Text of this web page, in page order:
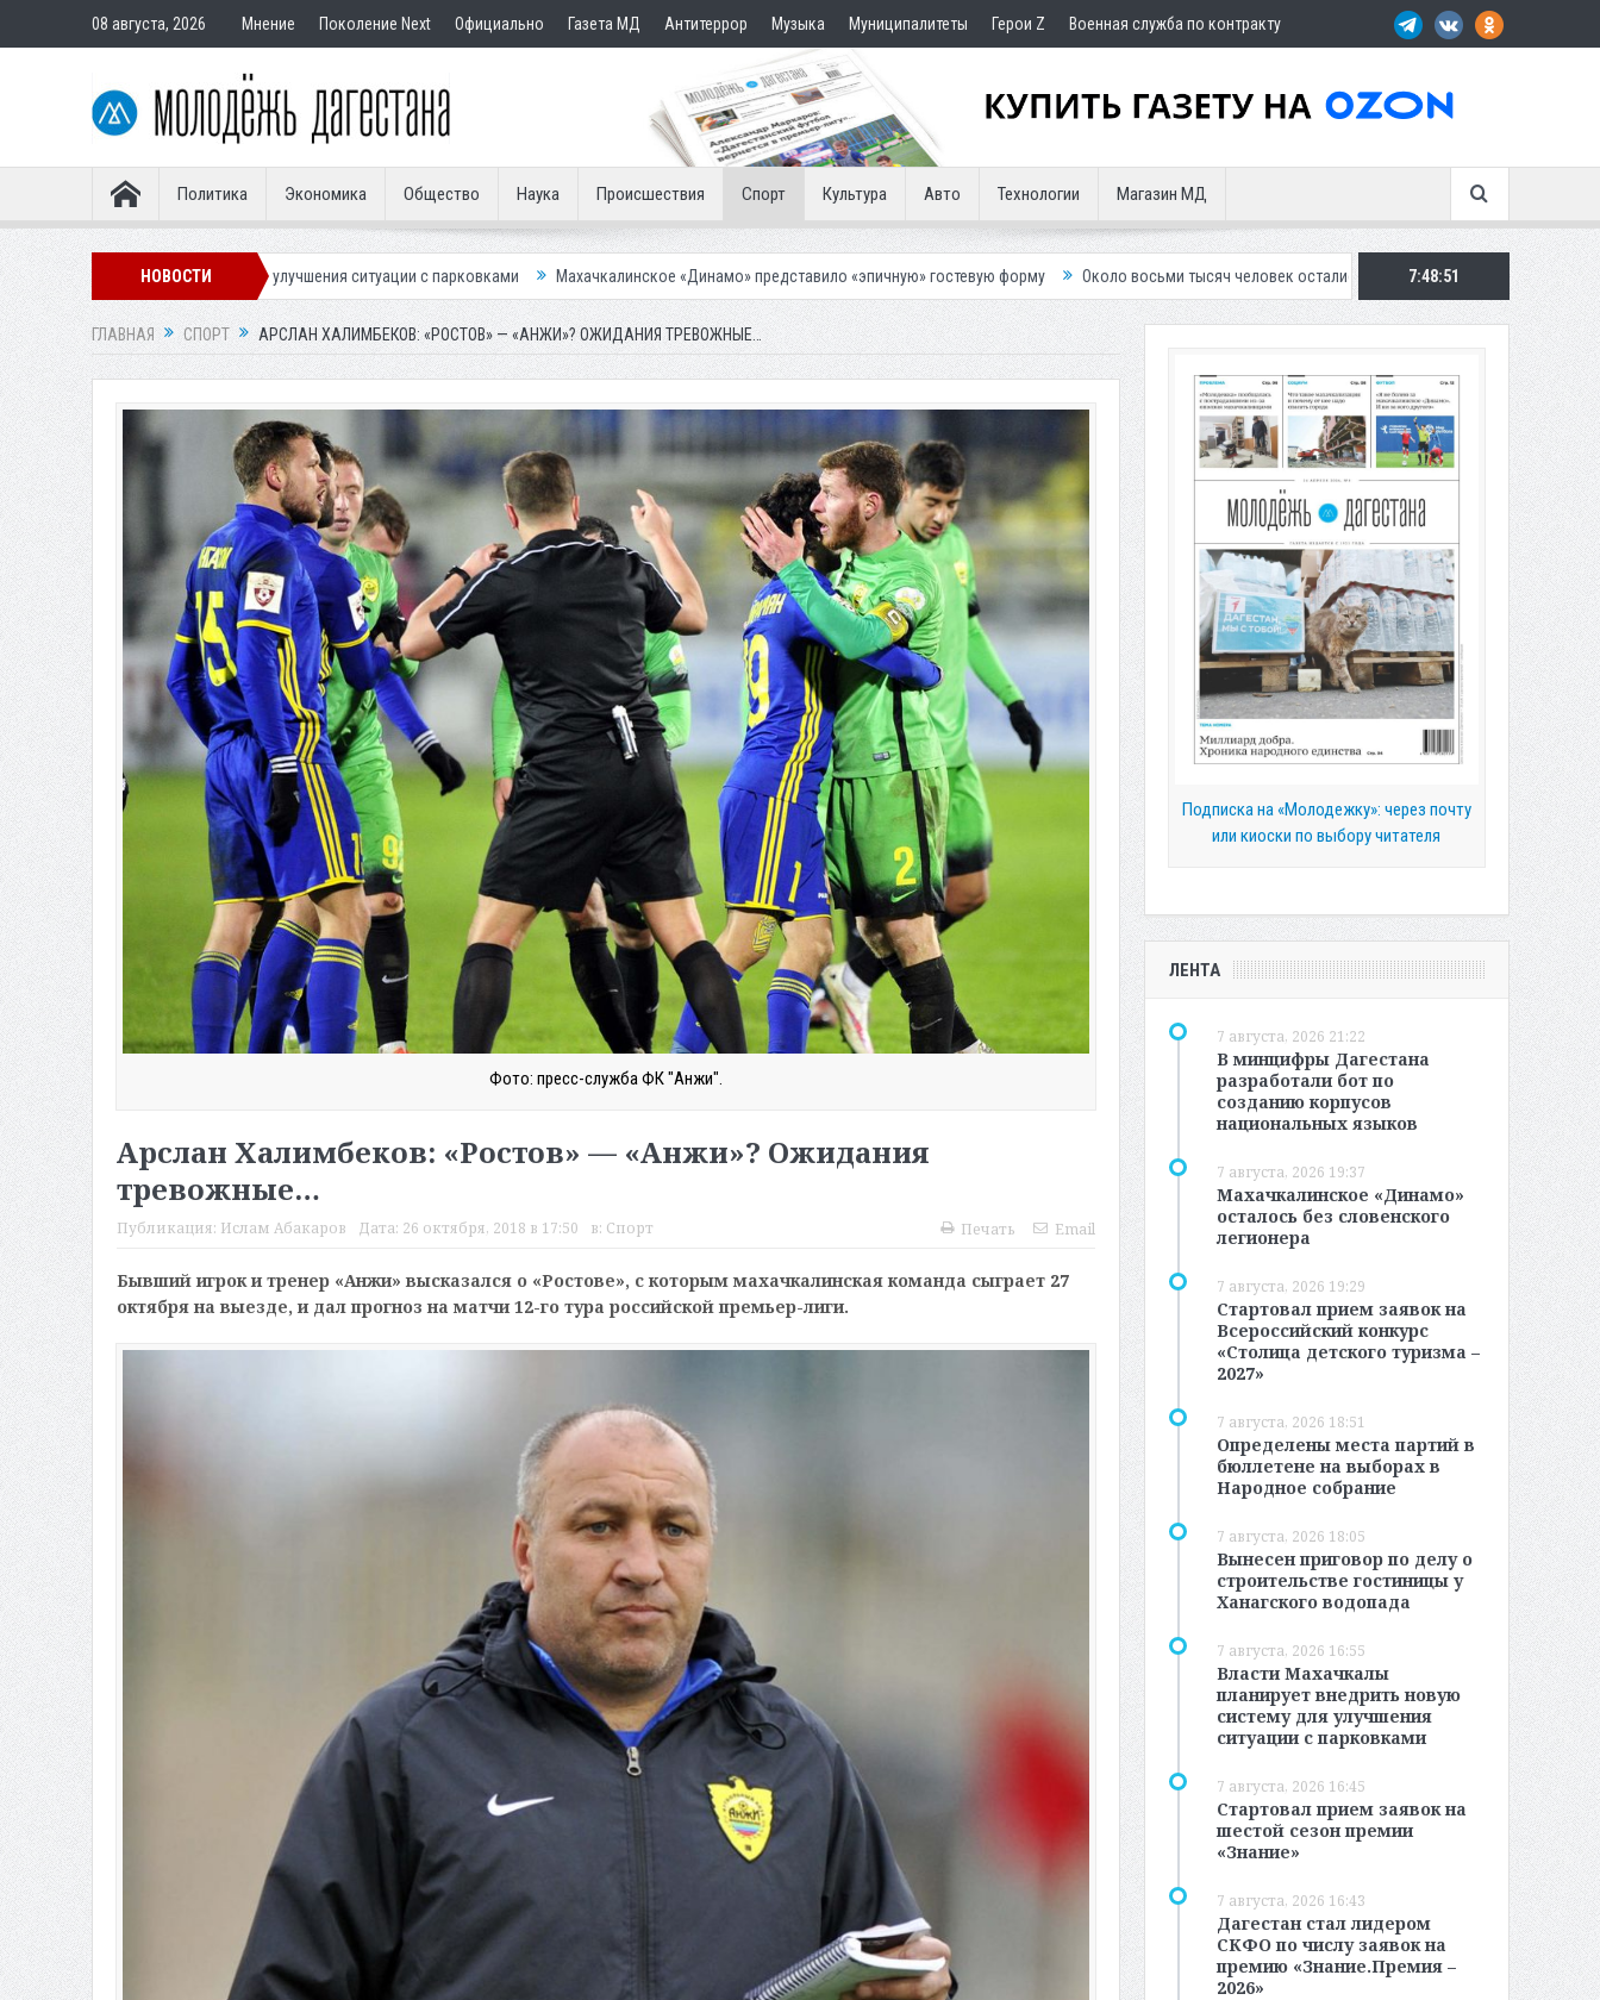
08 августа, 2026 Мнение Поколение Next Официально Газета МД Антитеррор Музыка Муниципалитеты Герои Z Военная служба по контракту
Политика Экономика Общество Наука Происшествия Спорт Культура Авто Технологии Магазин МД
НОВОСТИ
для улучшения ситуации с парковками Махачкалинское «Динамо» представило «эпичную» гостевую форму Около восьми тысяч человек остались без света в Махачкале 7:48:53
ГЛАВНАЯ СПОРТ АРСЛАН ХАЛИМБЕКОВ: «РОСТОВ» — «АНЖИ»? ОЖИДАНИЯ ТРЕВОЖНЫЕ…
Фото: пресс-служба ФК "Анжи".
Арслан Халимбеков: «Ростов» — «Анжи»? Ожидания
тревожные…
Публикация: Ислам Абакаров Дата: 26 октября, 2018 в 17:50 в: Спорт Печать Email
Бывший игрок и тренер «Анжи» высказался о «Ростове», с которым махачкалинская команда сыграет 27
октября на выезде, и дал прогноз на матчи 12-го тура российской премьер-лиги.
Подписка на «Молодежку»: через почту
или киоски по выбору читателя
ЛЕНТА
7 августа, 2026 21:22
В минцифры Дагестана
разработали бот по
созданию корпусов
национальных языков
7 августа, 2026 19:37
Махачкалинское «Динамо»
осталось без словенского
легионера
7 августа, 2026 19:29
Стартовал прием заявок на
Всероссийский конкурс
«Столица детского туризма –
2027»
7 августа, 2026 18:51
Определены места партий в
бюллетене на выборах в
Народное собрание
7 августа, 2026 18:05
Вынесен приговор по делу о
строительстве гостиницы у
Ханагского водопада
7 августа, 2026 16:55
Власти Махачкалы
планирует внедрить новую
систему для улучшения
ситуации с парковками
7 августа, 2026 16:45
Стартовал прием заявок на
шестой сезон премии
«Знание»
7 августа, 2026 16:43
Дагестан стал лидером
СКФО по числу заявок на
премию «Знание.Премия –
2026»